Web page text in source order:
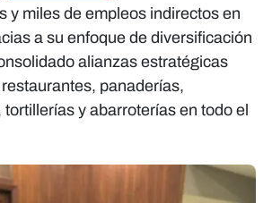
y miles de empleos indirectos en
a su enfoque de diversificación
alianzas estratégicas
panaderías,
y abarroterías en todo el